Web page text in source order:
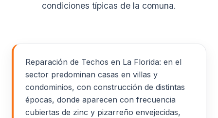
condiciones típicas de la comuna.
Reparación de Techos en La Florida: en el
sector predominan casas en villas y
condominios, con construcción de distintas
épocas, donde aparecen con frecuencia
cubiertas de zinc y pizarreño envejecidas,